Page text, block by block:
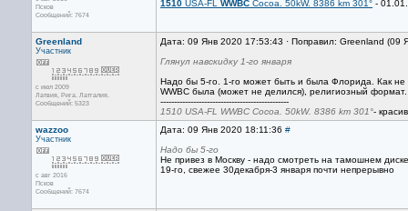
Псков
Сообщений: 7674
1510 USA-FL WWBC Cocoa. 50kW. 8386 km 301° -
Greenland
Участник
с июл 2009
Латвия, Рига. Латгалия.
Сообщений: 5323
Дата: 09 Янв 2020 17:53:43 · Поправил: Greenland (09
Глянул навскидку 1-го января
Надо бы 5-го. 1-го может быть и была Флорида. Как
WWBC была (может не делился), религиозный формат.
-----------------------------------------------
1510 USA-FL WWBC Cocoa. 50kW. 8386 km 301°-
wazzoo
Участник
с авг 2016
Псков
Сообщений: 7674
Дата: 09 Янв 2020 18:11:36 #
Надо бы 5-го
Не привез в Москву - надо смотреть на тамошнем
19-го, свежее 30декабря-3 января почти непрерывно